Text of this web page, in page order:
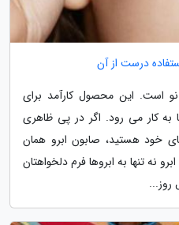
درست از آن
است. این محصول کارآمد برای
کار می رود. اگر در پی ظاهری
خود هستید، صابون ابرو همان
تنها به ابروها فرم دلخواهتان
روز...